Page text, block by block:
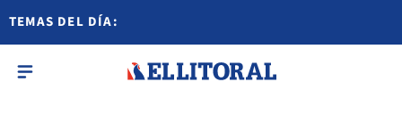
TEMAS DEL DÍA: